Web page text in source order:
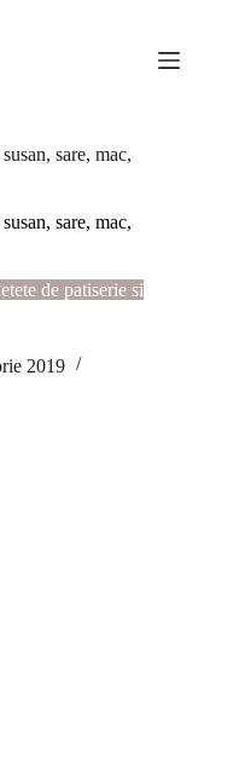
sare, mac,
sare, mac,
de patiserie si
2019